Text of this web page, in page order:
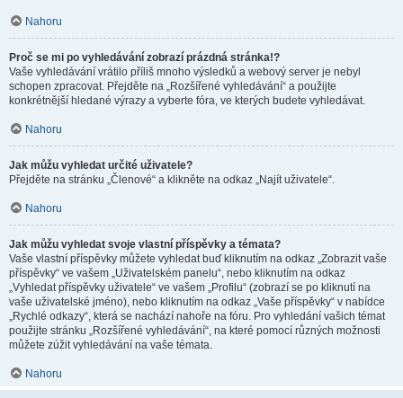
Nahoru
Proč se mi po vyhledávání zobrazí prázdná stránka!?
Vaše vyhledávání vrátilo příliš mnoho výsledků a webový server je nebyl
schopen zpracovat. Přejděte na „Rozšířené vyhledávání“ a použijte
konkrétnější hledané výrazy a vyberte fóra, ve kterých budete vyhledávat.
Nahoru
Jak můžu vyhledat určité uživatele?
Přejděte na stránku „Členové“ a klikněte na odkaz „Najít uživatele“.
Nahoru
Jak můžu vyhledat svoje vlastní příspěvky a témata?
Vaše vlastní příspěvky můžete vyhledat buď kliknutím na odkaz „Zobrazit vaše
příspěvky“ ve vašem „Uživatelském panelu“, nebo kliknutím na odkaz
„Vyhledat příspěvky uživatele“ ve vašem „Profilu“ (zobrazí se po kliknutí na
vaše uživatelské jméno), nebo kliknutím na odkaz „Vaše příspěvky“ v nabídce
„Rychlé odkazy“, která se nachází nahoře na fóru. Pro vyhledání vašich témat
použijte stránku „Rozšířené vyhledávání“, na které pomocí různých možnosti
můžete zúžit vyhledávání na vaše témata.
Nahoru